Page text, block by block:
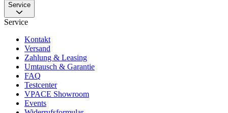
Service
Service
Kontakt
Versand
Zahlung & Leasing
Umtausch & Garantie
FAQ
Testcenter
VPACE Showroom
Events